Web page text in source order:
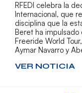
RFEDI celebra la
Internacional, que
disciplina que la
Beret ha impulsado
Freeride World
Aymar Navarro y
VER NOTICIA